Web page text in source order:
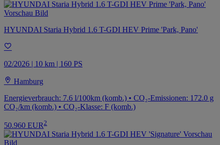
HYUNDAI Staria Hybrid 1.6 T-GDI HEV Prime 'Park, Pano'
02/2026 | 10 km | 160 PS
Hamburg
Energieverbrauch: 7.6 l/100km (komb.) • CO₂-Emissionen: 172.0 g
CO₂/km (komb.) • CO₂-Klasse: F (komb.)
50.960 EUR 2